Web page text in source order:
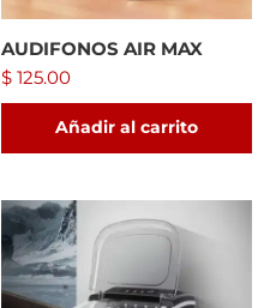
AUDIFONOS AIR MAX
$ 125.00
Añadir al carrito